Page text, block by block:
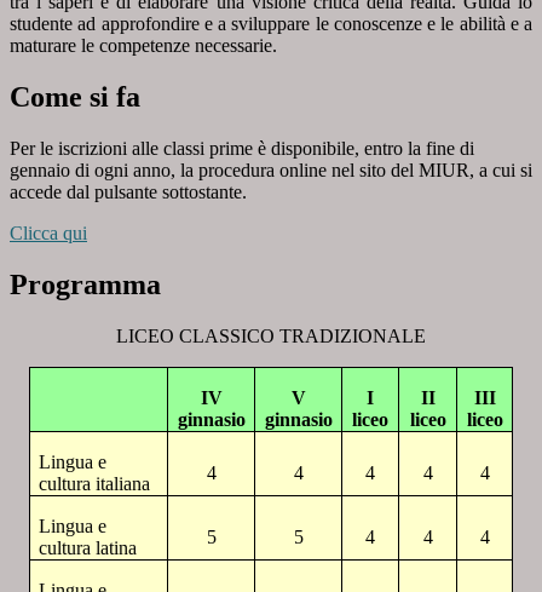
studente ad approfondire e a sviluppare le conoscenze e le abilità e a
maturare le competenze necessarie.
Come si fa
Per le iscrizioni alle classi prime è disponibile, entro la fine di
gennaio di ogni anno, la procedura online nel sito del MIUR, a cui si
accede dal pulsante sottostante.
Clicca qui
Programma
LICEO CLASSICO TRADIZIONALE
IV
ginnasio
V
ginnasio
I
liceo
II
liceo
III
liceo
Lingua e
cultura italiana
4 4 4 4 4
Lingua e
cultura latina
5 5 4 4 4